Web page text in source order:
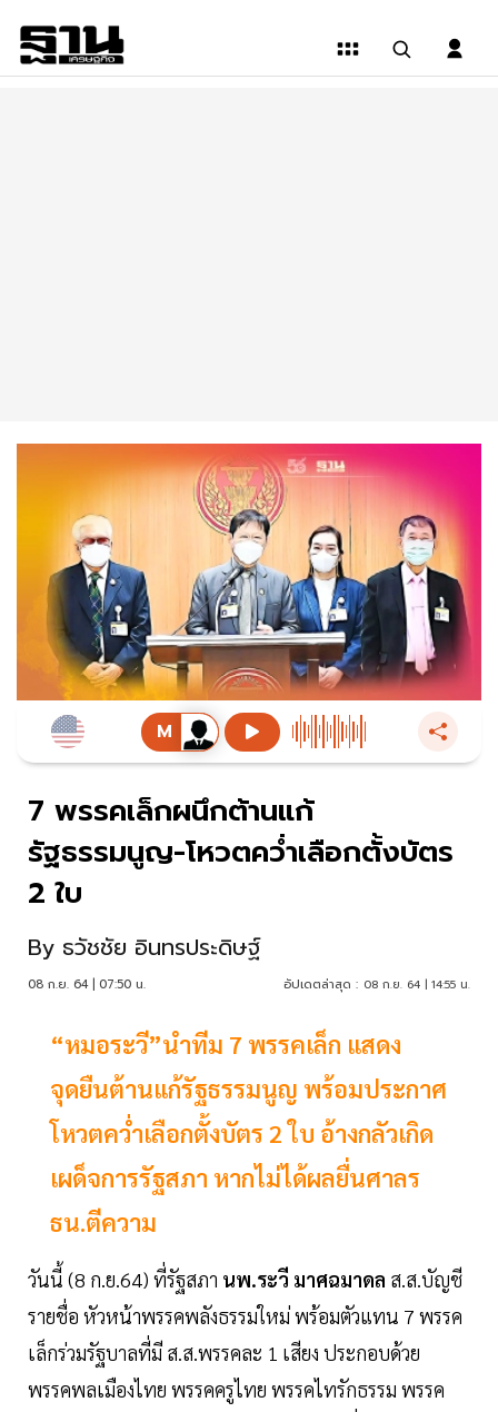
7 พรรคเล็กผนึกต้านแก้
รัฐธรรมนูญ-โหวตคว่ำเลือกตั้งบัตร
2 ใบ
By ธวัชชัย อินทรประดิษฐ์
08 ก.ย. 64 | 07:50 น. อัปเดตล่าสุด : 08 ก.ย. 64 | 14:55 น.
“หมอระวี”นำทีม 7 พรรคเล็ก แสดง
จุดยืนต้านแก้รัฐธรรมนูญ พร้อมประกาศ
โหวตคว่ำเลือกตั้งบัตร 2 ใบ อ้างกลัวเกิด
เผด็จการรัฐสภา หากไม่ได้ผลยื่นศาลร
ธน.ตีความ
วันนี้ (8 ก.ย.64) ที่รัฐสภา นพ.ระวี มาศฉมาดล ส.ส.บัญชี
รายชื่อ หัวหน้าพรรคพลังธรรมใหม่ พร้อมตัวแทน 7 พรรค
เล็กร่วมรัฐบาลที่มี ส.ส.พรรคละ 1 เสียง ประกอบด้วย
พรรคพลเมืองไทย พรรคครูไทย พรรคไทรักธรรม พรรค